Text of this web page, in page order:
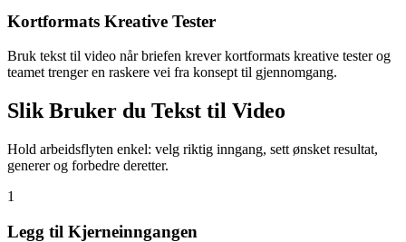
Kortformats Kreative Tester
Bruk tekst til video når briefen krever kortformats kreative tester og
teamet trenger en raskere vei fra konsept til gjennomgang.
Slik Bruker du Tekst til Video
Hold arbeidsflyten enkel: velg riktig inngang, sett ønsket resultat,
generer og forbedre deretter.
1
Legg til Kjerneinngangen